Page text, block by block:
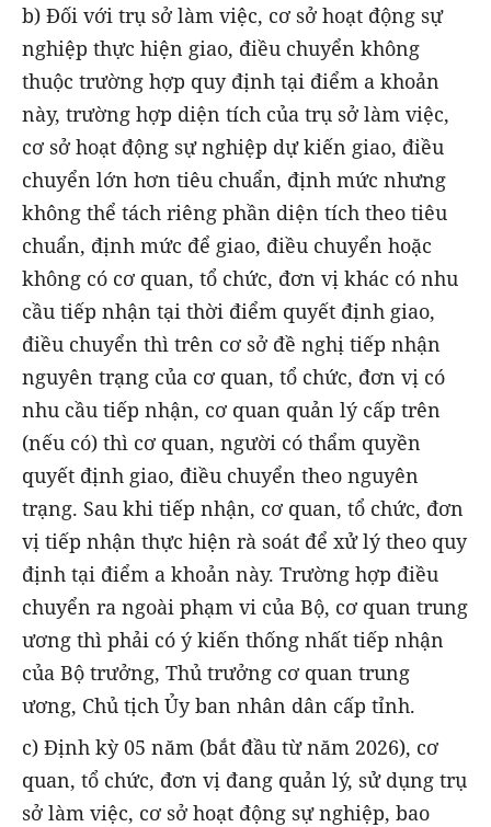
b) Đối với trụ sở làm việc, cơ sở hoạt động sự
nghiệp thực hiện giao, điều chuyển không
thuộc trường hợp quy định tại điểm a khoản
này, trường hợp diện tích của trụ sở làm việc,
cơ sở hoạt động sự nghiệp dự kiến giao, điều
chuyển lớn hơn tiêu chuẩn, định mức nhưng
không thể tách riêng phần diện tích theo tiêu
chuẩn, định mức để giao, điều chuyển hoặc
không có cơ quan, tổ chức, đơn vị khác có nhu
cầu tiếp nhận tại thời điểm quyết định giao,
điều chuyển thì trên cơ sở đề nghị tiếp nhận
nguyên trạng của cơ quan, tổ chức, đơn vị có
nhu cầu tiếp nhận, cơ quan quản lý cấp trên
(nếu có) thì cơ quan, người có thẩm quyền
quyết định giao, điều chuyển theo nguyên
trạng. Sau khi tiếp nhận, cơ quan, tổ chức, đơn
vị tiếp nhận thực hiện rà soát để xử lý theo quy
định tại điểm a khoản này. Trường hợp điều
chuyển ra ngoài phạm vi của Bộ, cơ quan trung
ương thì phải có ý kiến thống nhất tiếp nhận
của Bộ trưởng, Thủ trưởng cơ quan trung
ương, Chủ tịch Ủy ban nhân dân cấp tỉnh.
c) Định kỳ 05 năm (bắt đầu từ năm 2026), cơ
quan, tổ chức, đơn vị đang quản lý, sử dụng trụ
sở làm việc, cơ sở hoạt động sự nghiệp, bao